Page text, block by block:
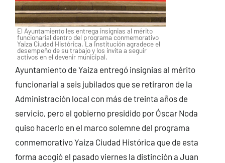
El Ayuntamiento les entrega insignias al mérito
funcionarial dentro del programa conmemorativo
Yaiza Ciudad Histórica. La Institución agradece el
desempeño de su trabajo y los invita a seguir
activos en el devenir municipal.
Ayuntamiento de Yaiza entregó insignias al mérito
funcionarial a seis jubilados que se retiraron de la
Administración local con más de treinta años de
servicio, pero el gobierno presidido por Óscar Noda
quiso hacerlo en el marco solemne del programa
conmemorativo Yaiza Ciudad Histórica que de esta
forma acogió el pasado viernes la distinción a Juan